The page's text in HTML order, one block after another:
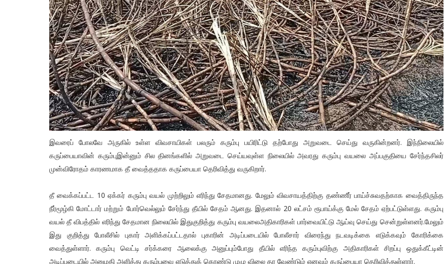
இவரைப் போலவே அருகில் உள்ள விவசாயிகள் பலரும் கரும்பு பயிரிட்டு தற்போது அறுவடை செய்து வருகின்றனர். இந்நிலையில்
கருப்பையாவின் கரும்புஇன்னும் சில தினங்களில் அறுவடை செய்யவுள்ள நிலையில் அவரது கரும்பு வயலை அப்பகுதியை சேர்ந்தசிலர்
முன்விரோதம் காரணமாக தீ வைத்ததாக கருப்பையா தெரிவித்து வருகிறார்.
தீ வைக்கப்பட்ட 10 ஏக்கர் கரும்பு வயல் முற்றிலும் எரிந்து சேதமானது. மேலும் விவசாயத்திற்கு தண்ணீர் பாய்ச்சுவதற்காக வைத்திருந்த
நீர்மூழ்கி மோட்டார் மற்றும் போர்வெல்லும் சேர்ந்து தீயில் சேதம் ஆனது. இதனால் 20 லட்சம் ரூபாய்க்கு மேல் சேதம் ஏற்பட்டுள்ளது. கரும்பு
வயல் தீ விபத்தில் எரிந்து சேதமான நிலையில் இதுகுறித்து கரும்பு வயலைஅதிகாரிகள் பார்வையிட்டு ஆய்வு செய்து சென்றுள்ளனர்.மேலும்
இது குறித்து போலீசில் புகார் அளிக்கப்பட்டதால் புகாரின் அடிப்படையில் போலீசார் விரைந்து நடவடிக்கை எடுக்கவும் கோரிக்கை
வைத்துள்ளார். கரும்பு வெட்டி சர்க்கரை ஆலைக்கு அனுப்பும்போது தீயில் எரிந்த கரும்புவிற்கு அதிகாரிகள் சிறப்பு ஒதுக்கீட்டின்
அடிப்படையில் அனுமதி அளித்து கரும்புவை எடுத்துக் கொண்டு முழு விலை தர வேண்டும் எனவும் கருப்பையா தெரிவித்துள்ளார்.